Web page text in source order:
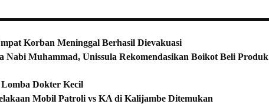
Korban Meninggal Berhasil Dievakuasi
Nabi Muhammad, Unissula Rekomendasikan Boikot Beli Produk
Dokter Kecil
Mobil Patroli vs KA di Kalijambe Ditemukan